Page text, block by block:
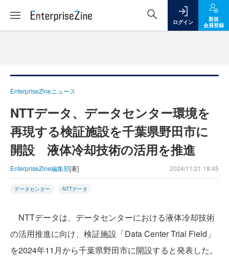
ログイン
新規
会員登録
EnterpriseZineニュース
NTTデータ、データセンター環境を
再現する検証施設を千葉県野田市に
開設 液体冷却技術の活用を推進
EnterpriseZine編集部[著] 2024/11/21 18:45
データセンター NTTデータ
NTTデータは、データセンターにおける液体冷却技術
の活用推進に向け、検証施設「Data Center Trial Field」
を2024年11月から千葉県野田市に開設すると発表した。